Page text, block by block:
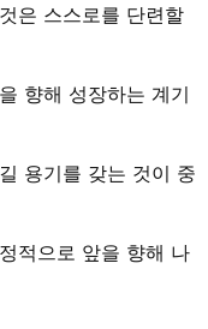
은 스스로를 단련할
향해 성장하는 계기
용기를 갖는 것이 중
적으로 앞을 향해 나